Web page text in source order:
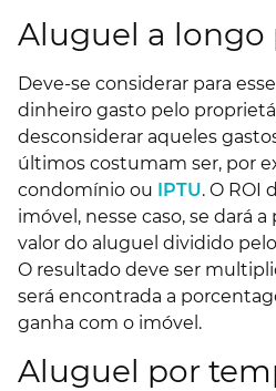
Aluguel a longo
Deve-se considerar para
dinheiro gasto pelo
desconsiderar aqueles
últimos costumam ser, por
condomínio ou
IPTU. O ROI
imóvel, nesse caso, se dará
valor do aluguel dividido
O resultado deve ser
será encontrada a
ganha com o imóvel.
Aluguel por